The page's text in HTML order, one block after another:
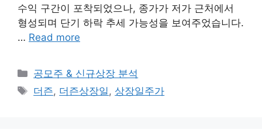
수익 구간이 포착되었으나, 종가가 저가 근처에서
형성되며 단기 하락 추세 가능성을 보여주었습니다.
… Read more
Categories
공모주 & 신규상장 분석
Tags
더즌, 더즌상장일 , 상장일주가